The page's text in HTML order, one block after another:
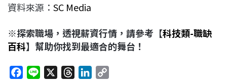
資料來源： SC Media
※探索職場，透視薪資行情，請參考【科技類-職缺
百科】幫助你找到最適合的舞台！